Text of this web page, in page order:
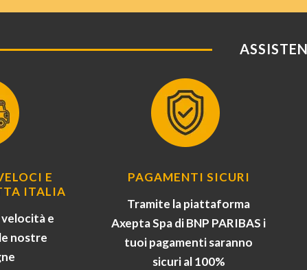
E
ITALIA
e
nostre
PAGAMENTI SICURI
Tramite la piattaforma
Axepta Spa di BNP PARIBAS i
tuoi pagamenti saranno
sicuri al 100%